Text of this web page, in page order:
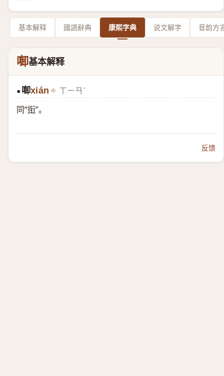
基本解释 國語辭典 康熙字典 说文解字 音韵方
啣基本解释
● 啣xián ㄒㄧㄢˊ
同“衔”。
反馈